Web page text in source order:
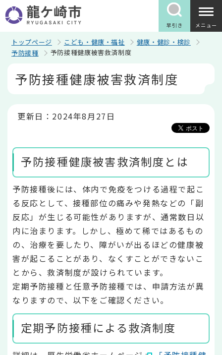
の
ペ
早引き メニュー
トップページ こども・健康・福祉
健康・健診・検診
予防接種
予防接種健康被害救済制度
予防接種健康被害救済制度
更新日：2024年8月27日
予防接種健康被害救済制度とは
予防接種後には、体内で免疫をつける過程で起こ
る反応として、接種部位の痛みや発熱などの「副
反応」が生じる可能性がありますが、通常数日以
内に治まります。しかし、極めて稀ではあるもの
の、治療を要したり、障がいが出るほどの健康被
害が起こることがあり、なくすことができないこ
とから、救済制度が設けられています。
定期予防接種と任意予防接種では、申請方法が異
なりますので、以下をご確認ください。
定期予防接種による救済制度